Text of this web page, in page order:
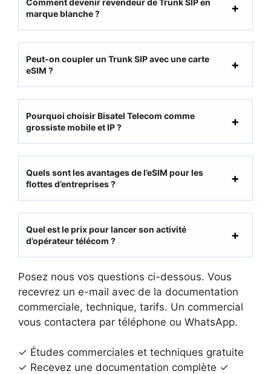
marque blanche ?
Peut-on coupler un Trunk SIP avec une carte
eSIM ?
Pourquoi choisir Bisatel Telecom comme
grossiste mobile et IP ?
Quels sont les avantages de l’eSIM pour les
flottes d’entreprises ?
Quel est le prix pour lancer son activité
d’opérateur télécom ?
Posez nous vos questions ci-dessous. Vous
recevrez un e-mail avec de la documentation
commerciale, technique, tarifs. Un commercial
vous contactera par téléphone ou WhatsApp.
✓ Études commerciales et techniques gratuite
✓ Recevez une documentation complète ✓